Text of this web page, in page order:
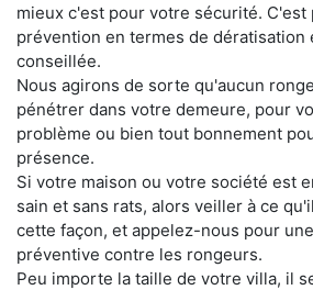
mieux c'est pour votre sécurité. C'est
prévention en termes de dératisation
conseillée.
Nous agirons de sorte qu'aucun
pénétrer dans votre demeure, pour
problème ou bien tout bonnement
présence.
Si votre maison ou votre société est
sain et sans rats, alors veiller à ce
cette façon, et appelez-nous pour
préventive contre les rongeurs.
Peu importe la taille de votre villa, il